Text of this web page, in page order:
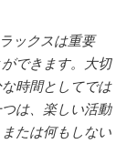
ックスは重要
できます。大切
時間としてでは
は、楽しい活動
たは何もしない